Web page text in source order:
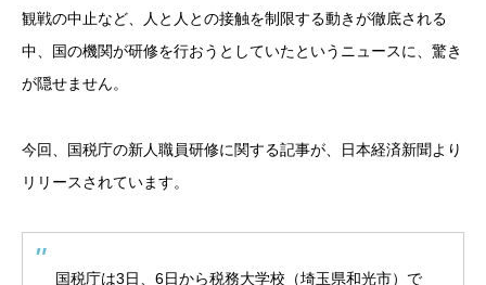
観戦の中止など、人と人との接触を制限する動きが徹底される
中、国の機関が研修を行おうとしていたというニュースに、驚き
が隠せません。
今回、国税庁の新人職員研修に関する記事が、 日本経済新聞よ り
リリースされています。
国税庁は3日、6日から税務大学校（埼玉県和光市）で